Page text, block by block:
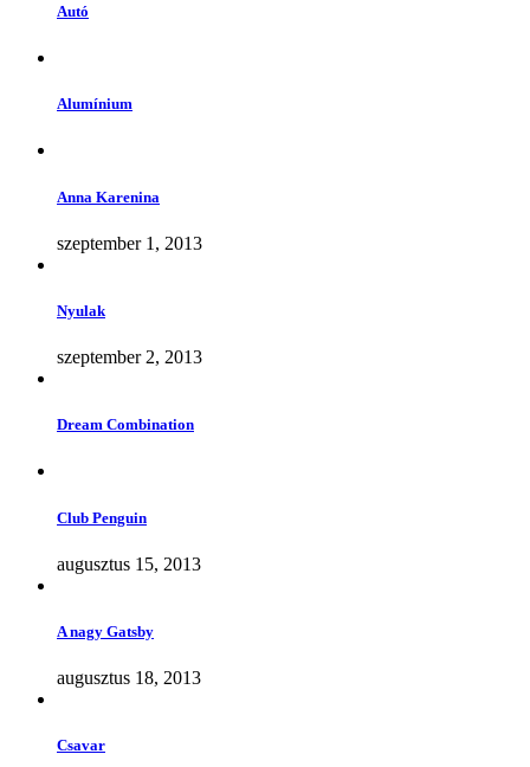
Autó
Alumínium
Anna Karenina
szeptember 1, 2013
Nyulak
szeptember 2, 2013
Dream Combination
Club Penguin
augusztus 15, 2013
A nagy Gatsby
augusztus 18, 2013
Csavar